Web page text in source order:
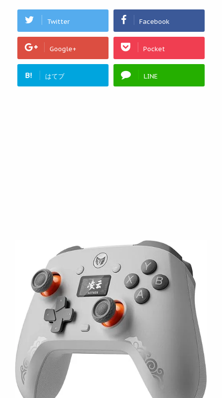
Twitter Facebook
Google+ Pocket
B! はてブ LINE